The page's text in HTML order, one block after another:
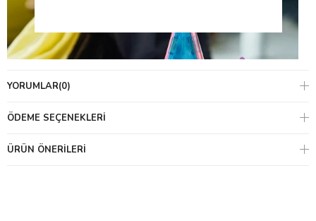
YORUMLAR(0)
ÖDEME SEÇENEKLERI
ÜRÜN ÖNERILERI